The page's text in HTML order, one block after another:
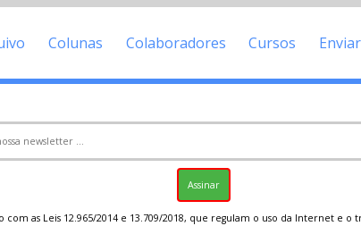
Colunas Colaboradores Cursos
com as Leis 12.965/2014 e 13.709/2018, que regulam o uso da Internet e o